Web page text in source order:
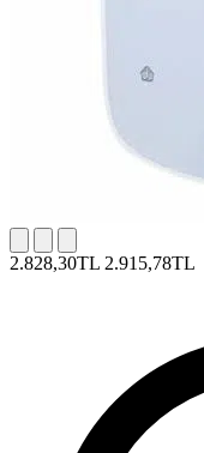
2.828,30TL 2.915,78TL